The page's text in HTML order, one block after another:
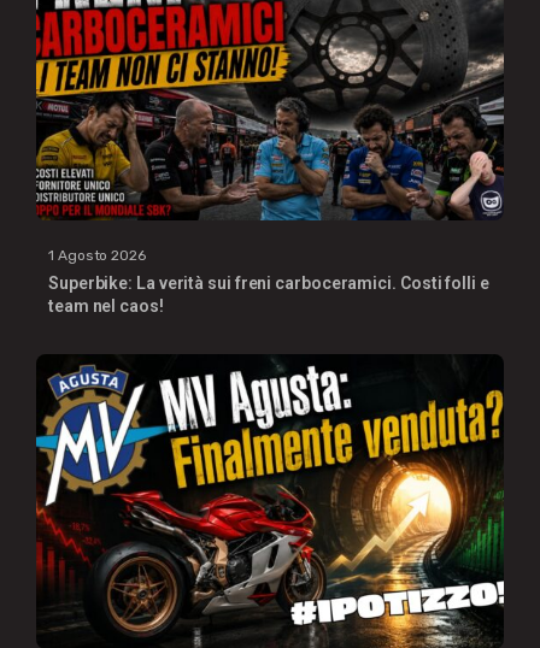
1 Agosto 2026
Superbike: La verità sui freni carboceramici. Costi folli e
team nel caos!